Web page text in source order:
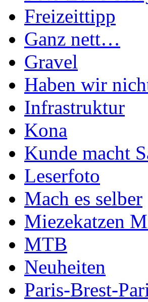
Freizeittipp
Ganz nett…
Gravel
Haben wir
Infrastruktur
Kona
Kunde macht
Leserfoto
Mach es selber
Miezekatzen
MTB
Neuheiten
Paris-Brest-